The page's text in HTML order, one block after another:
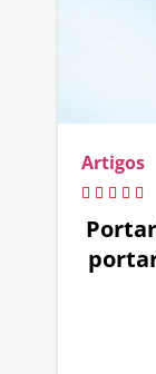
Artigos